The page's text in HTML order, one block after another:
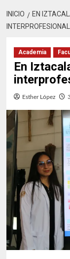
INICIO
EN
INTERPROFESIONAL
Academia
En
Esther López